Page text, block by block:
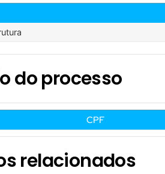
do processo
CPF
relacionados